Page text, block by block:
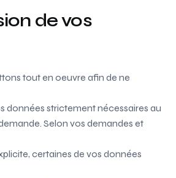
de vos
tout en oeuvre afin de ne
données strictement nécessaires au
Selon vos demandes et
certaines de vos données